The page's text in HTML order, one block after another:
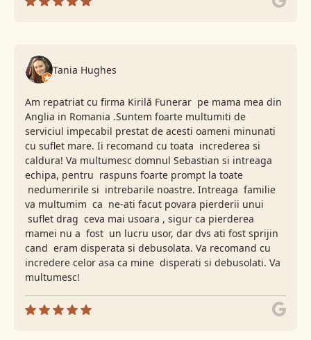
Tania Hughes
Am repatriat cu firma Kirilă Funerar pe mama mea din
Anglia in Romania .Suntem foarte multumiti de
serviciul impecabil prestat de acesti oameni minunati
cu suflet mare. Ii recomand cu toata increderea si
caldura! Va multumesc domnul Sebastian si intreaga
echipa, pentru raspuns foarte prompt la toate
nedumeririle si intrebarile noastre. Intreaga familie
va multumim ca ne-ati facut povara pierderii unui
suflet drag ceva mai usoara , sigur ca pierderea
mamei nu a fost un lucru usor, dar dvs ati fost sprijin
cand eram disperata si debusolata. Va recomand cu
incredere celor asa ca mine disperati si debusolati. Va
multumesc!